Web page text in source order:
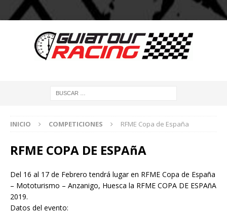
INICIO COMPETICIONES RFME Copa de España
RFME COPA DE ESPAñA
Del 16 al 17 de Febrero tendrá lugar en RFME Copa de España
– Mototurismo – Anzanigo, Huesca la RFME COPA DE ESPAñA
2019.
Datos del evento: